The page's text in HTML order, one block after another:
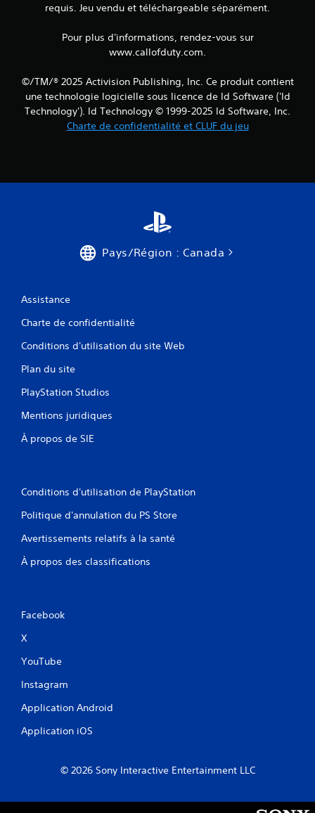
requis. Jeu vendu et téléchargeable séparément.
Pour plus d'informations, rendez-vous sur
www.callofduty.com.
©/TM/® 2025 Activision Publishing, Inc. Ce produit contient
une technologie logicielle sous licence de Id Software ('Id
Technology'). Id Technology © 1999-2025 Id Software, Inc.
Charte de confidentialité et CLUF du jeu
Pays/Région : Canada
Assistance
Charte de confidentialité
Conditions d'utilisation du site Web
Plan du site
PlayStation Studios
Mentions juridiques
À propos de SIE
Conditions d'utilisation de PlayStation
Politique d'annulation du PS Store
Avertissements relatifs à la santé
À propos des classifications
Facebook
X
YouTube
Instagram
Application Android
Application iOS
© 2026 Sony Interactive Entertainment LLC